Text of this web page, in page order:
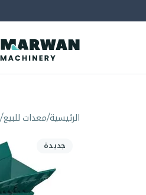
الرئيسية معدات للبيع
جديدة